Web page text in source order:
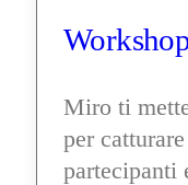
Miro ti
per
partecipanti